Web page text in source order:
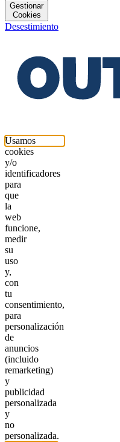
Gestionar
Cookies
Desestimiento
Usamos
cookies
y/o
identificadores
para
que
la
web
funcione,
medir
su
uso
y,
con
tu
consentimiento,
para
personalización
de
anuncios
(incluido
remarketing)
y
publicidad
personalizada
y
no
personalizada.